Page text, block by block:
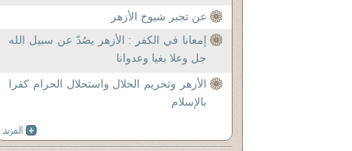
عن تجبر شيوخ الأزهر
إمعانا في الكفر : الأزهر يصُدّ عن سبيل الله
جل وعلا بغيا وعدوانا
الأزهر وتحريم الحلال واستحلال الحرام كفرا
بالإسلام